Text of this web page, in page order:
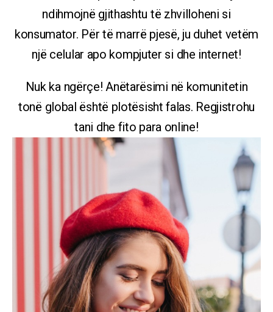
ndihmojnë gjithashtu të zhvilloheni si
konsumator. Për të marrë pjesë, ju duhet vetëm
një celular apo kompjuter si dhe internet!
Nuk ka ngërçe! Anëtarësimi në komunitetin
tonë global është plotësisht falas. Regjistrohu
tani dhe fito para online!